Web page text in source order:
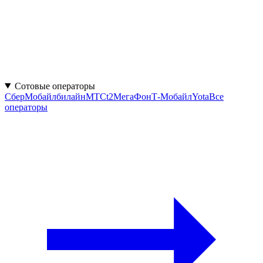
Сотовые операторы
СберМобайлбилайнМТСt2МегаФонТ-МобайлYotaВсе
операторы